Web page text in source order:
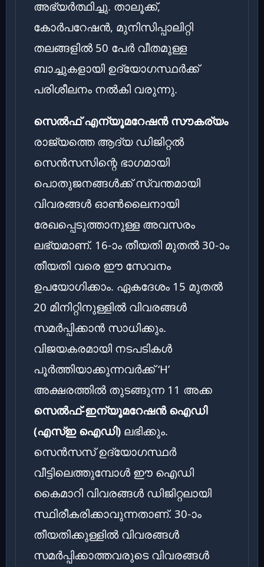
അഭ്യർത്ഥിച്ചു. താലൂക്ക്,
കോർപറേഷൻ, മുനിസിപ്പാലിറ്റി
തലങ്ങളിൽ 50 പേർ വീതമുള്ള
ബാച്ചുകളായി ഉദ്യോഗസ്ഥർക്ക്
പരിശീലനം നൽകി വരുന്നു.
സെൽഫ് എന്യൂമറേഷൻ സൗകര്യം
രാജ്യത്തെ ആദ്യ ഡിജിറ്റൽ
സെൻസസിന്റെ ഭാഗമായി
പൊതുജനങ്ങൾക്ക് സ്വന്തമായി
വിവരങ്ങൾ ഓൺലൈനായി
രേഖപ്പെടുത്താനുള്ള അവസരം
ലഭ്യമാണ്. 16-ാം തീയതി മുതൽ 30-ാം
തീയതി വരെ ഈ സേവനം
ഉപയോഗിക്കാം. ഏകദേശം 15 മുതൽ
20 മിനിറ്റിനുള്ളിൽ വിവരങ്ങൾ
സമർപ്പിക്കാൻ സാധിക്കും.
വിജയകരമായി നടപടികൾ
പൂർത്തിയാക്കുന്നവർക്ക് ‘H’
അക്ഷരത്തിൽ തുടങ്ങുന്ന 11 അക്ക
സെൽഫ്-ഇന്യൂമറേഷൻ ഐഡി
(എസ്ഇ ഐഡി) ലഭിക്കും.
സെൻസസ് ഉദ്യോഗസ്ഥർ
വീട്ടിലെത്തുമ്പോൾ ഈ ഐഡി
കൈമാറി വിവരങ്ങൾ ഡിജിറ്റലായി
സ്ഥിരീകരിക്കാവുന്നതാണ്. 30-ാം
തീയതിക്കുള്ളിൽ വിവരങ്ങൾ
സമർപ്പിക്കാത്തവരുടെ വിവരങ്ങൾ